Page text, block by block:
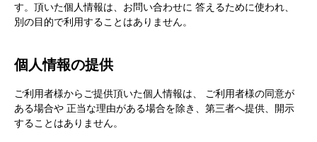
す。頂いた個人情報は、お問い合わせに 答えるために使われ、
別の目的で利用することはありません。​
個人情報の提供​
ご利用者様からご提供頂いた個人情報は、 ご利用者様の同意が
ある場合や 正当な理由がある場合を除き、第三者へ提供、開示
することはありません。​